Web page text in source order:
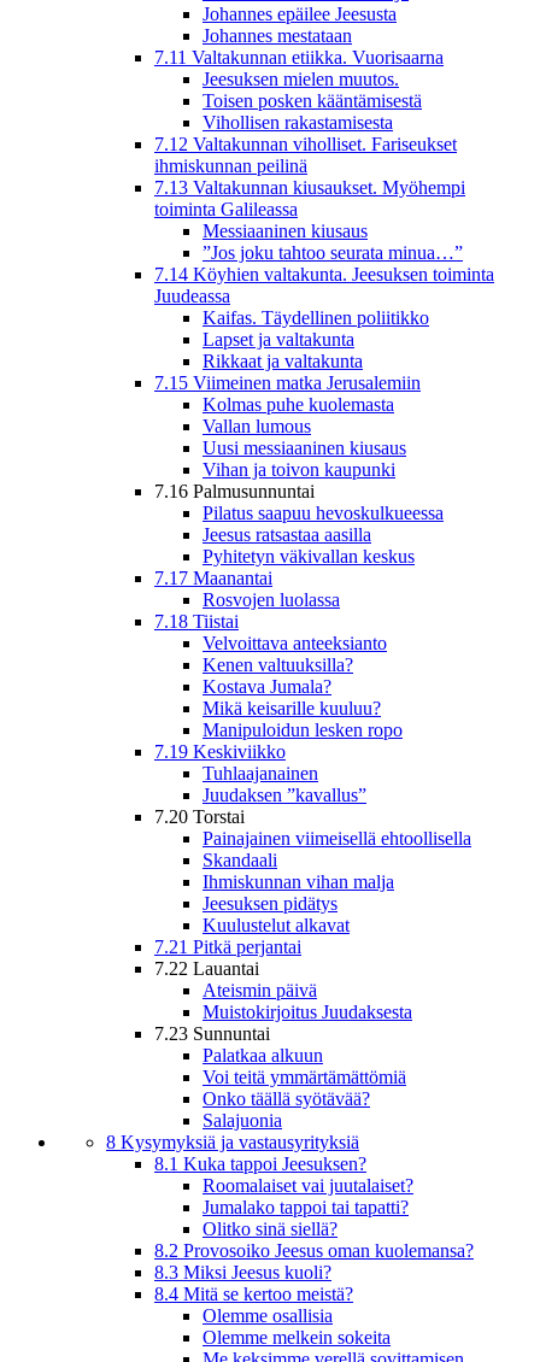
Johannes epäilee Jeesusta
Johannes mestataan
7.11 Valtakunnan etiikka. Vuorisaarna
Jeesuksen mielen muutos.
Toisen posken kääntämisestä
Vihollisen rakastamisesta
7.12 Valtakunnan viholliset. Fariseukset
ihmiskunnan peilinä
7.13 Valtakunnan kiusaukset. Myöhempi
toiminta Galileassa
Messiaaninen kiusaus
”Jos joku tahtoo seurata minua…”
7.14 Köyhien valtakunta. Jeesuksen toiminta
Juudeassa
Kaifas. Täydellinen poliitikko
Lapset ja valtakunta
Rikkaat ja valtakunta
7.15 Viimeinen matka Jerusalemiin
Kolmas puhe kuolemasta
Vallan lumous
Uusi messiaaninen kiusaus
Vihan ja toivon kaupunki
7.16 Palmusunnuntai
Pilatus saapuu hevoskulkueessa
Jeesus ratsastaa aasilla
Pyhitetyn väkivallan keskus
7.17 Maanantai
Rosvojen luolassa
7.18 Tiistai
Velvoittava anteeksianto
Kenen valtuuksilla?
Kostava Jumala?
Mikä keisarille kuuluu?
Manipuloidun lesken ropo
7.19 Keskiviikko
Tuhlaajanainen
Juudaksen ”kavallus”
7.20 Torstai
Painajainen viimeisellä ehtoollisella
Skandaali
Ihmiskunnan vihan malja
Jeesuksen pidätys
Kuulustelut alkavat
7.21 Pitkä perjantai
7.22 Lauantai
Ateismin päivä
Muistokirjoitus Juudaksesta
7.23 Sunnuntai
Palatkaa alkuun
Voi teitä ymmärtämättömiä
Onko täällä syötävää?
Salajuonia
8 Kysymyksiä ja vastausyrityksiä
8.1 Kuka tappoi Jeesuksen?
Roomalaiset vai juutalaiset?
Jumalako tappoi tai tapatti?
Olitko sinä siellä?
8.2 Provosoiko Jeesus oman kuolemansa?
8.3 Miksi Jeesus kuoli?
8.4 Mitä se kertoo meistä?
Olemme osallisia
Olemme melkein sokeita